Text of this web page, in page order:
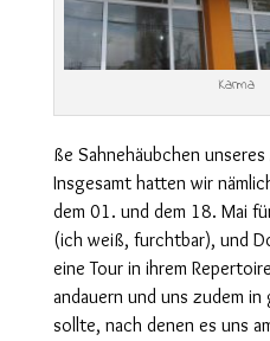
Karma
ße Sahnehäubchen
Insgesamt hatten wir
dem 01. und dem 18. Mai
(ich weiß, furchtbar), und
eine Tour in ihrem
andauern und uns zudem in
sollte, nach denen es uns